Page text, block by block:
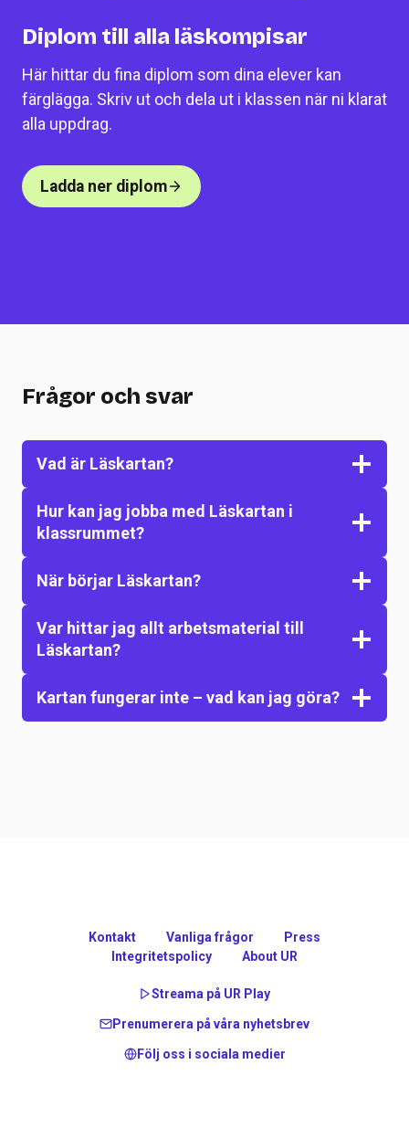
Diplom till alla läskompisar
Här hittar du fina diplom som dina elever kan
färglägga. Skriv ut och dela ut i klassen när ni klarat
alla uppdrag.
Ladda ner diplom
Frågor och svar
Vad är Läskartan?
Hur kan jag jobba med Läskartan i
klassrummet?
När börjar Läskartan?
Var hittar jag allt arbetsmaterial till
Läskartan?
Kartan fungerar inte – vad kan jag göra?
Kontakt Vanliga frågor
Press
Integritetspolicy
About UR
Streama på UR Play
Prenumerera på våra nyhetsbrev
Följ oss i sociala medier